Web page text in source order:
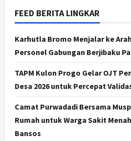
FEED BERITA LINGKAR
Karhutla Bromo Menjalar ke
Personel Gabungan Berjibaku
TAPM Kulon Progo Gelar OJT
Desa 2026 untuk Percepat
Camat Purwadadi Bersama
Rumah untuk Warga Sakit
Bansos
4
Jogja
TAPM
untuk
dan
Nasional
Kasus Eks
Adriansyah
Pengamat